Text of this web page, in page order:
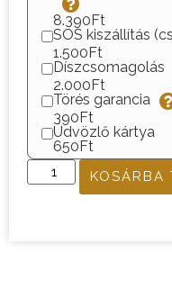
8.390Ft
SOS kiszállítás
1.500Ft
Díszcsomagolás
2.000Ft
Törés garancia
390Ft
Üdvözlő kártya
650Ft
KOSÁRBA